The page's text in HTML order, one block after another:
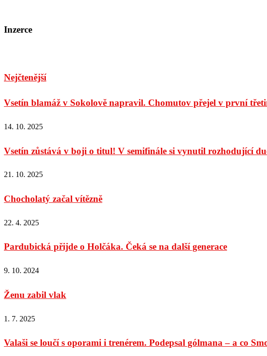
Inzerce
Nejčtenější
Vsetín blamáž v Sokolově napravil. Chomutov přejel v první
14. 10. 2025
Vsetín zůstává v boji o titul! V semifinále si vynutil rozhodující
21. 10. 2025
Chocholatý začal vítězně
22. 4. 2025
Pardubická přijde o Holčáka. Čeká se na další generace
9. 10. 2024
Ženu zabil vlak
1. 7. 2025
Valaši se loučí s oporami i trenérem. Podepsal gólmana – a co